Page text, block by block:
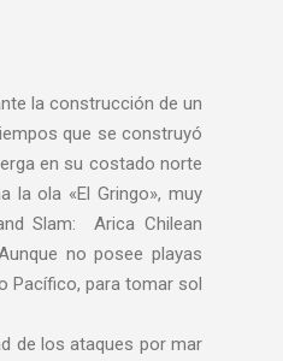
la construcción de un
que se construyó
en su costado norte
la ola «El Gringo», muy
Slam: Arica Chilean
no posee playas
Pacífico, para tomar sol
de los ataques por mar